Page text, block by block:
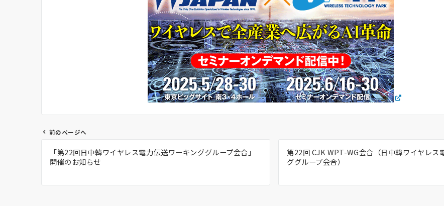
ビ
前のページへ
「第22回日中韓ワイヤレス電力伝送ワーキンググループ会合」
開催のお知らせ
第22回 CJK WPT-WG会合（日中韓ワイヤレス
ググループ会合）